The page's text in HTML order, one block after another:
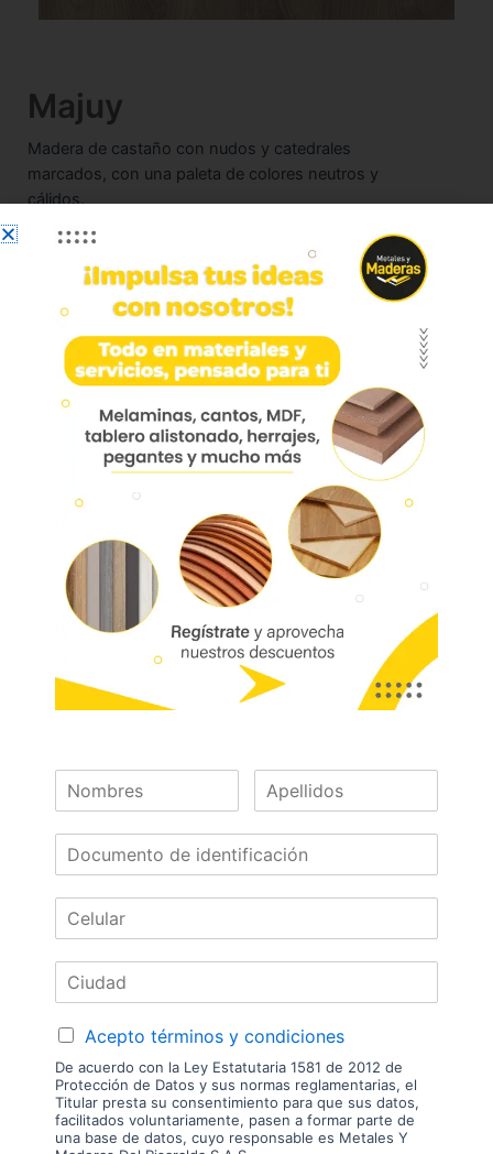
Majuy
Madera de castaño con nudos y catedrales
marcados, con una paleta de colores neutros y
cálidos.
Natura
Marca:
Primacor
Dimensiones:
183 x 244
Formato:
1.83 x 2.44m
Sustrato:
ST
Calibres (mm):
15- 6
¿Necesitas asesoría?¡Escríbenos!
Las imágenes mostradas son de referencia y los colores podrían variar
en físico. Los costos de envío son variables y serán asumidos por el
comprador. No incluye servicios como corte, cantos o enchape. Sólo
inventario. Precio sujeto a cambios sin previo aviso.
Nuestras
Marcas
Acepto términos y condiciones
De acuerdo con la Ley Estatutaria 1581 de 2012 de
Protección de Datos y sus normas reglamentarias, el
Titular presta su consentimiento para que sus datos,
facilitados voluntariamente, pasen a formar parte de
una base de datos, cuyo responsable es Metales Y